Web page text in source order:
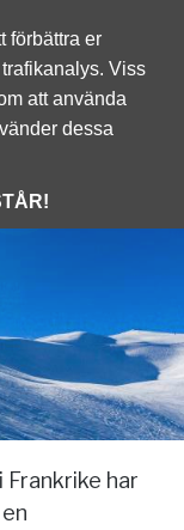
Frankrike har
förbättra er
Viss
att använda
dessa